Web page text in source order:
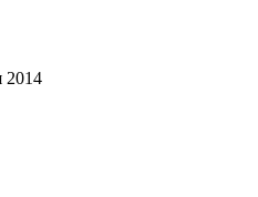
2014